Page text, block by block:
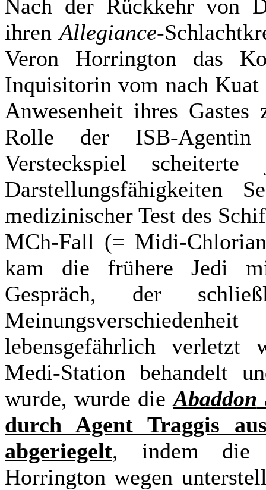
Nach der Rückkehr von
ihrenAllegiance-
Veron Horrington das
Inquisitorin vom nach Kuat
Anwesenheit ihres
Rolle der ISB-Agentin
Versteckspiel
Darstellungsfähigkeiten
medizinischer Test des
MCh-Fall (= Midi-
kam die frühere Jedi
Gespräch, der
lebensgefährlich verletzt
Medi-Station behandelt
wurde, wurde dieAbaddon
durch Agent Traggis
abgeriegelt, indem die
Horrington wegen